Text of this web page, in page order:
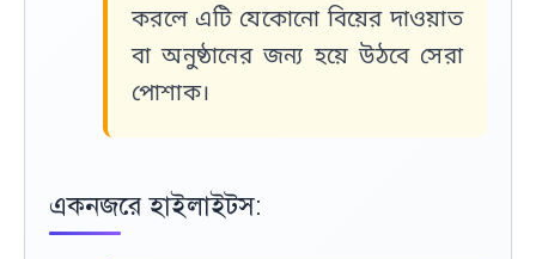
করলে এটি যেকোনো বিয়ের দাওয়াত
বা অনুষ্ঠানের জন্য হয়ে উঠবে সেরা
পোশাক।
একনজরে হাইলাইটস: